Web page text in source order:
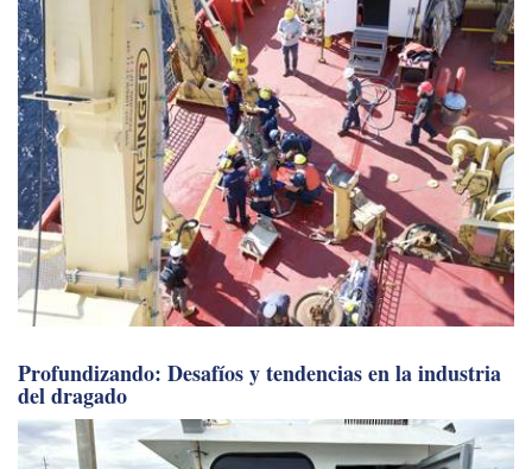
Profundizando: Desafíos y tendencias en la industria
del dragado